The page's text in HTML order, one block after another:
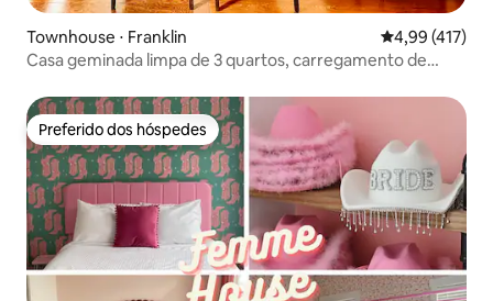
Townhouse ⋅ Franklin 4,99 de uma
4,99 (417)
Casa geminada limpa de 3 quartos, carregamento de
Preferido dos hóspedes
Preferido dos hóspedes